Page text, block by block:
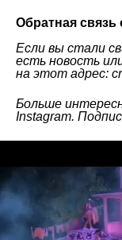
Обратная связь
Если вы стали
есть новость
на этот адрес:
Больше
Instagram.